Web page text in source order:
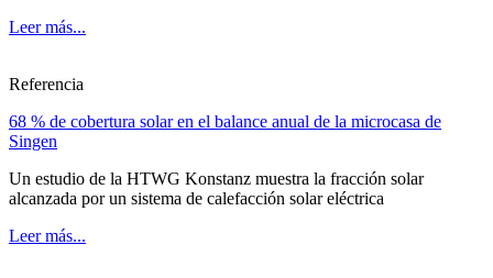
Leer más...
Referencia
68 % de cobertura solar en el balance anual de la microcasa de
Singen
Un estudio de la HTWG Konstanz muestra la fracción solar
alcanzada por un sistema de calefacción solar eléctrica
Leer más...